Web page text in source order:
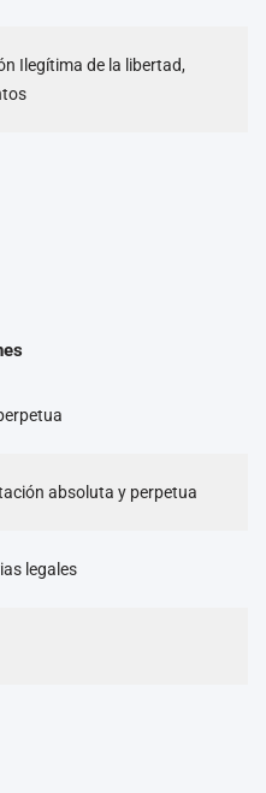
Ilegítima de la libertad,
absoluta y perpetua
legales